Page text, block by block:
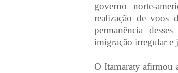
governo norte-
realização de voos
permanência
imigração irregular e
O Itamaraty afirmou